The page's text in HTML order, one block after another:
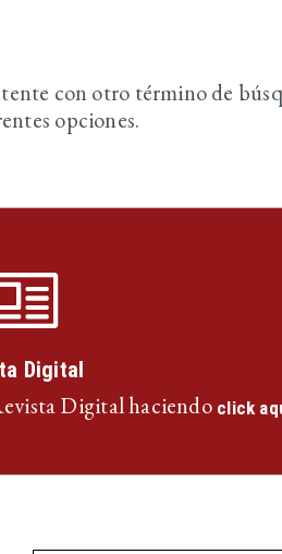
con otro término de
opciones.
Digital
Digital haciendo click